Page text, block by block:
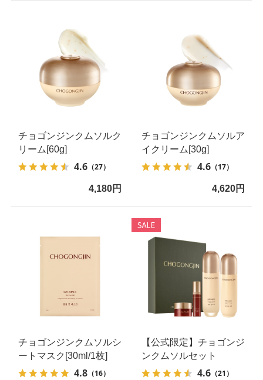
チョゴンジンクムソルク
リーム[60g]
4.6 （27）
4,180円
チョゴンジンクムソルア
イクリーム[30g]
4.6（17）
4,620円
チョゴンジンクムソルシ
ートマスク[30ml/1枚]
4.8 （16）
【公式限定】チョゴンジ
ンクムソルセット
4.6（21）